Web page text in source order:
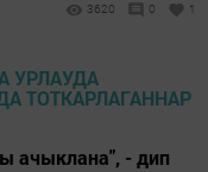
3620 0 1
ачыклана", - дип